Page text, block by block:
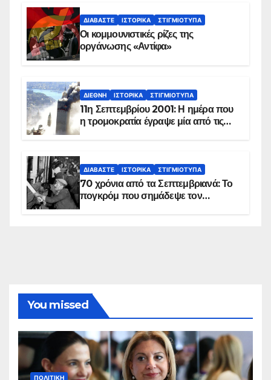
ΔΙΑΒΆΣΤΕ ΙΣΤΟΡΙΚΆ ΣΤΙΓΜΙΌΤΥΠΑ
Οι κομμουνιστικές ρίζες της
οργάνωσης «Αντίφα»
ΔΙΕΘΝΉ ΙΣΤΟΡΙΚΆ ΣΤΙΓΜΙΌΤΥΠΑ
11η Σεπτεμβρίου 2001: Η ημέρα που
η τρομοκρατία έγραψε μία από τις
ΔΙΑΒΆΣΤΕ ΙΣΤΟΡΙΚΆ ΣΤΙΓΜΙΌΤΥΠΑ
70 χρόνια από τα Σεπτεμβριανά: Το
πογκρόμ που σημάδεψε τον
You missed
ΠΟΛΙΤΙΚΉ